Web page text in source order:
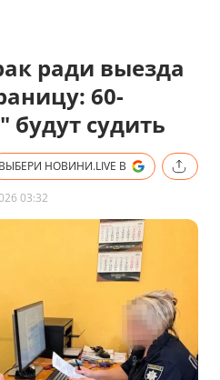
ради выезда
60-
судить
ВЫБЕРИ НОВИНИ.LIVE В
03:32